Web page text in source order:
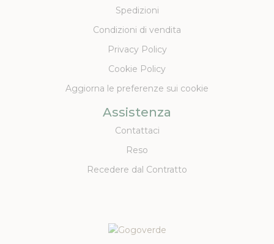
Spedizioni
Condizioni di vendita
Privacy Policy
Cookie Policy
Aggiorna le preferenze sui cookie
Assistenza
Contattaci
Reso
Recedere dal Contratto